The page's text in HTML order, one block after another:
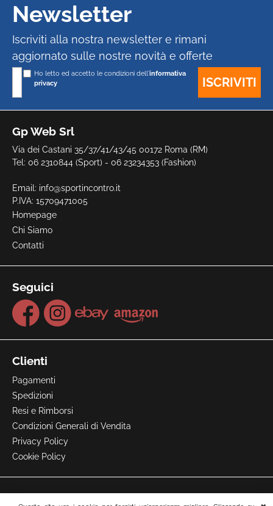
Gp Web Srl
Via dei Castani 35/37/41/43/45 00172 Roma (RM)
Tel: 06 2310844 (Sport) - 06 23234353 (Fashion)
Email: info@sportincontro.it
P.IVA: 15709471005
Homepage
Chi Siamo
Contatti
Seguici
Clienti
Pagamenti
Spedizioni
Resi e Rimborsi
Condizioni Generali di Vendita
Privacy Policy
Cookie Policy
Newsletter
Iscriviti alla nostra newsletter e rimani
aggiornato sulle nostre novità e offerte
Ho letto ed accetto le condizioni dell'informativa
privacy